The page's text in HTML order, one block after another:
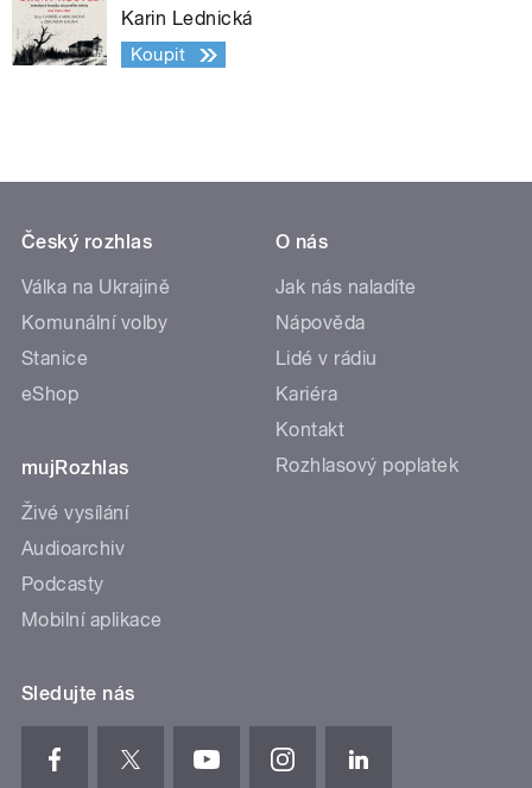
Karin Lednická
Koupit
Český rozhlas
Válka na Ukrajině
Komunální volby
Stanice
eShop
mujRozhlas
Živé vysílání
Audioarchiv
Podcasty
Mobilní aplikace
O nás
Jak nás naladíte
Nápověda
Lidé v rádiu
Kariéra
Kontakt
Rozhlasový poplatek
Sledujte nás